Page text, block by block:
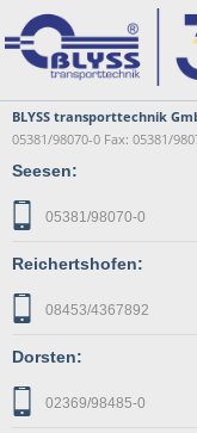
BLYSS transporttechnik
05381/98070-0 Fax: 05381/
Seesen:
05381/98070-0
Reichertshofen:
08453/4367892
Dorsten:
02369/98485-0